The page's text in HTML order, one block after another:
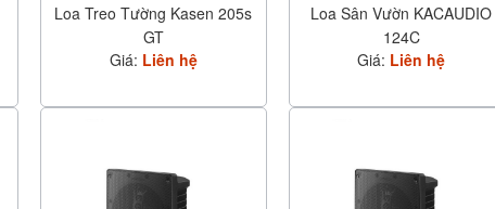
Loa Treo Tường Kasen 205s
GT
Giá: Liên hệ
Loa Sân Vườn KACAUDIO
124C
Giá: Liên hệ